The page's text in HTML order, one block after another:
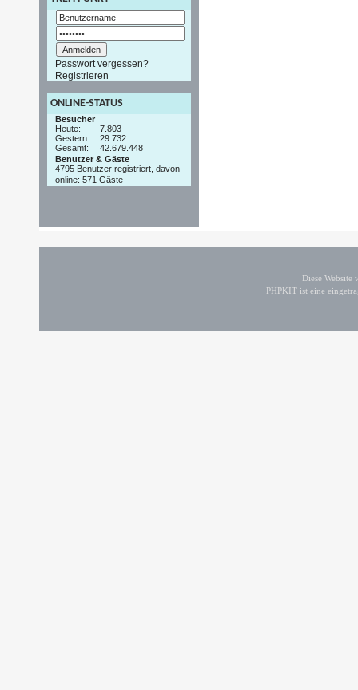
Passwort vergessen?
Registrieren
ONLINE-STATUS
Besucher
Heute:
7.803
Gestern:
29.732
Gesamt:
42.679.448
Benutzer & Gäste
4795 Benutzer registriert, davon
online: 571 Gäste
Diese
PHPKIT ist eine